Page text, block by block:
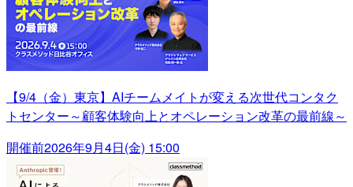
【9/4（金）東京】AIチームメイトが変える次世代コンタク
トセンター～顧客体験向上とオペレーション改革の最前線～
開催前2026年9月4日(金) 15:00